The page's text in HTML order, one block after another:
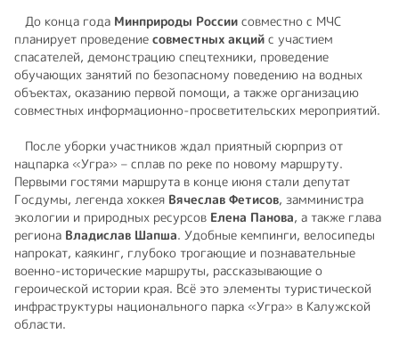
До конца года Минприроды России совместно с МЧС
планирует проведение совместных акций с участием
спасателей, демонстрацию спецтехники, проведение
обучающих занятий по безопасному поведению на водных
объектах, оказанию первой помощи, а также организацию
совместных информационно-просветительских мероприятий.
После уборки участников ждал приятный сюрприз от
нацпарка «Угра» – сплав по реке по новому маршруту.
Первыми гостями маршрута в конце июня стали депутат
Госдумы, легенда хоккея Вячеслав Фетисов, замминистра
экологии и природных ресурсов Елена Панова, а также глава
региона Владислав Шапша. Удобные кемпинги, велосипеды
напрокат, каякинг, глубоко трогающие и познавательные
военно-исторические маршруты, рассказывающие о
героической истории края. Всё это элементы туристической
инфраструктуры национального парка «Угра» в Калужской
области.